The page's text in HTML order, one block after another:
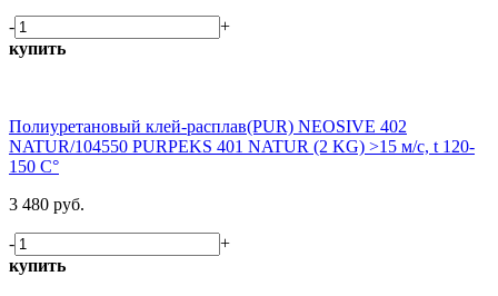
-
+
купить
Полиуретановый клей-расплав(PUR) NEOSIVE 402
NATUR/104550 PURPEKS 401 NATUR (2 KG) >15 м/c, t 120-
150 C°
3 480 руб.
-
+
купить